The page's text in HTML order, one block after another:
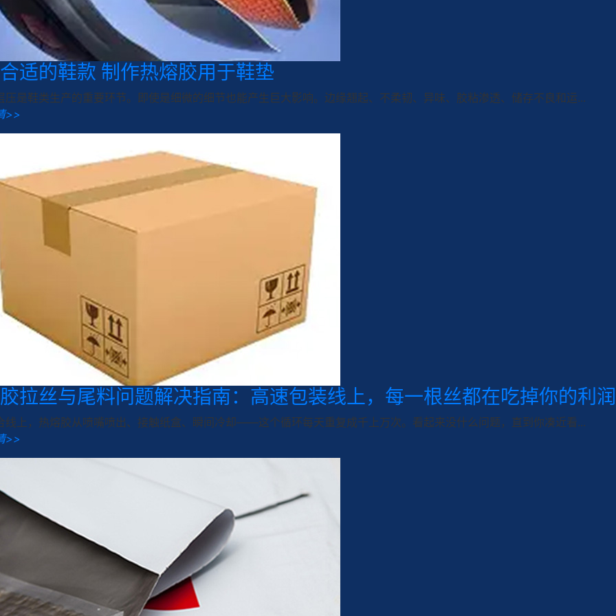
适的鞋款 制作热熔胶用于鞋垫
压是鞋类生产的重要环节。即使是细微的细节也能产生巨大影响。边缘翘起、不柔韧、异味、胶粘渗透、储存不良和运...
>>
拉丝与尾料问题解决指南：高速包装线上，每一根丝都在吃掉你的利润
线上，热熔胶从喷嘴喷出、接触纸盒、瞬间冷却——这个循环每天重复成千上万次。看起来没什么问题，直到你凑近看...
>>